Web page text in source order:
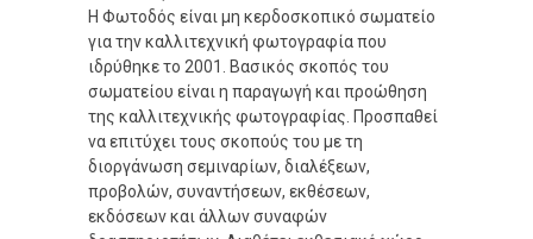
Η Φωτοδός είναι μη κερδοσκοπικό σωματείο
για την καλλιτεχνική φωτογραφία που
ιδρύθηκε το 2001. Βασικός σκοπός του
σωματείου είναι η παραγωγή και προώθηση
της καλλιτεχνικής φωτογραφίας. Προσπαθεί
να επιτύχει τους σκοπούς του με τη
διοργάνωση σεμιναρίων, διαλέξεων,
προβολών, συναντήσεων, εκθέσεων,
εκδόσεων και άλλων συναφών